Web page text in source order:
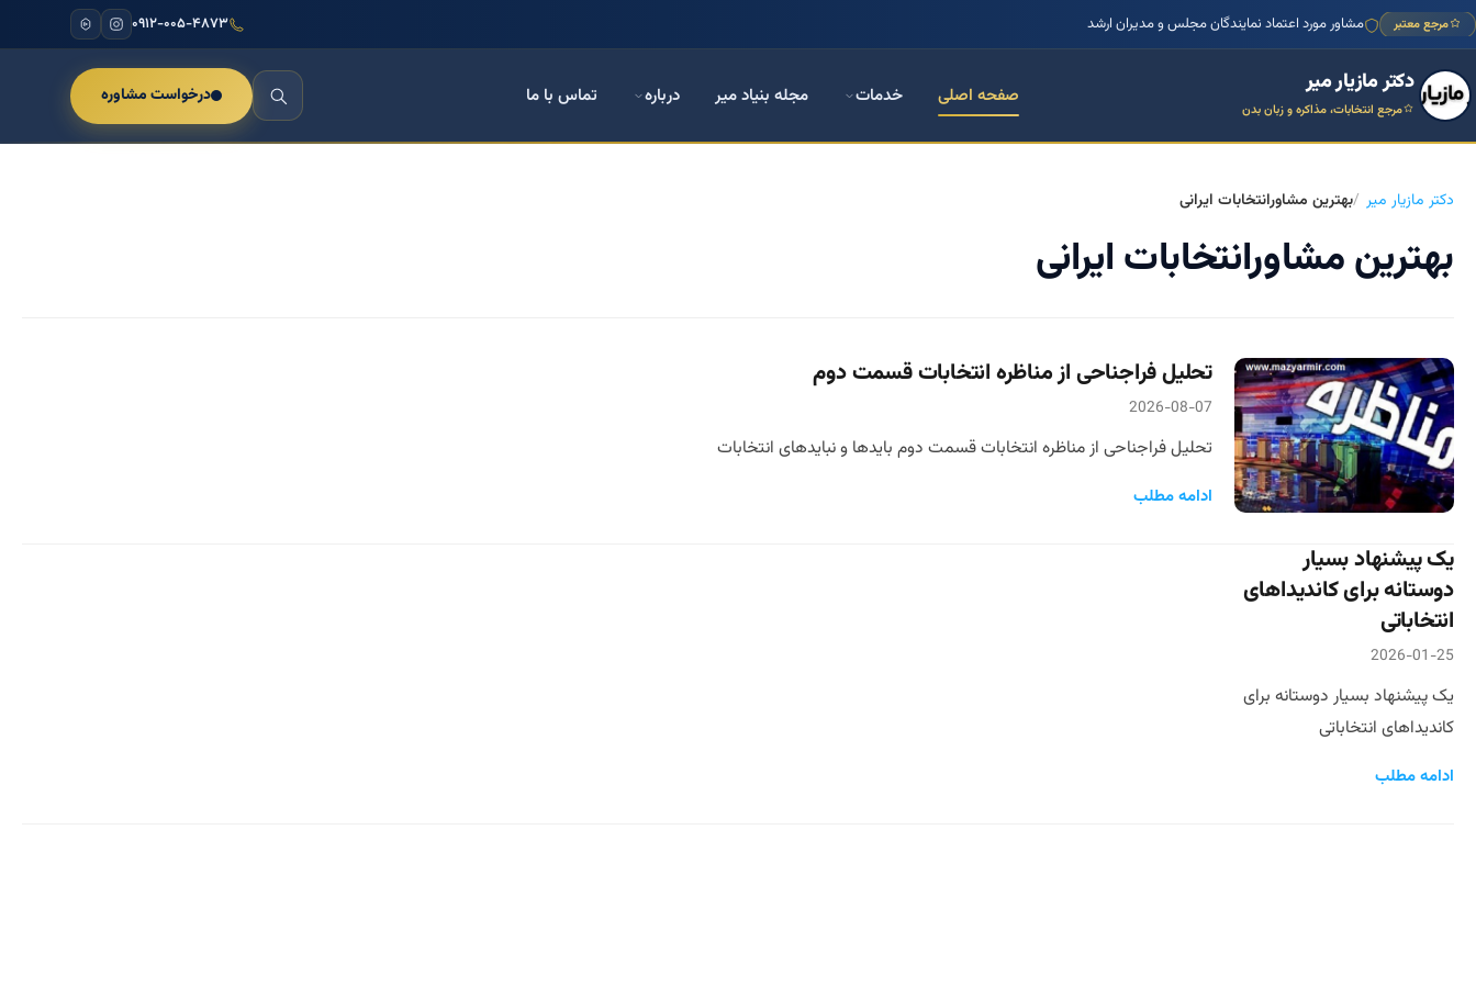
مرجع معتبر مشاور مورد اعتماد نمایندگان مجلس و مدیران ارشد ۰۹۱۲-۰۰۵-۴۸۷۳
دکتر مازیار میر
مرجع انتخابات، مذاکره و زبان بدن
صفحه اصلی خدمات مجله بنیاد میر درباره تماس با ما درخواست مشاوره
دکتر مازیار میر بهترین مشاورانتخابات ایرانی
بهترین مشاورانتخابات ایرانی
تحلیل فراجناحی از مناظره انتخابات قسمت دوم
2026-08-07
تحلیل فراجناحی از مناظره انتخابات قسمت دوم بایدها و نبایدهای انتخابات
ادامه مطلب
یک پیشنهاد بسیار
دوستانه برای کاندیداهای
انتخاباتی
2026-01-25
یک پیشنهاد بسیار دوستانه برای
کاندیداهای انتخاباتی
ادامه مطلب